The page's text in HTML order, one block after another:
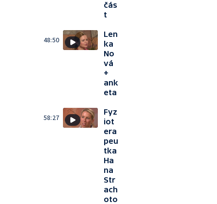
čás
t
48:50
Len
ka
No
vá
+
ank
eta
58:27
Fyz
iot
era
peu
tka
Ha
na
Str
ach
oto